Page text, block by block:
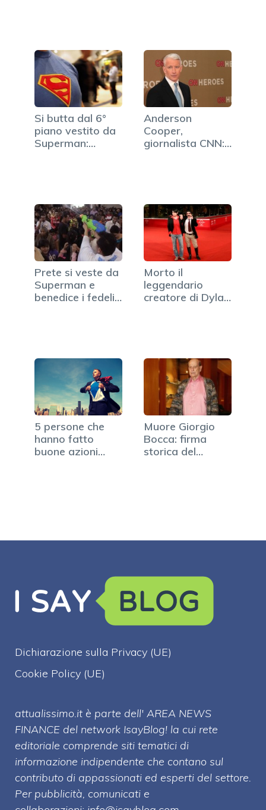
Si butta dal 6°
piano vestito da
Superman:
Anderson
Cooper,
giornalista CNN:
Prete si veste da
Superman e
benedice i fedeli
Morto il
leggendario
creatore di Dylan
5 persone che
hanno fatto
buone azioni
Muore Giorgio
Bocca: firma
storica del
Dichiarazione sulla Privacy (UE)
Cookie Policy (UE)
attualissimo.it è parte dell' AREA NEWS
FINANCE del network IsayBlog! la cui rete
editoriale comprende siti tematici di
informazione indipendente che contano sul
contributo di appassionati ed esperti del settore.
Per pubblicità, comunicati e